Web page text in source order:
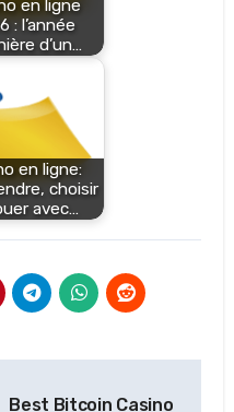
en ligne
: l’année
d’un…
en ligne:
choisir
avec…
Best Bitcoin Casino